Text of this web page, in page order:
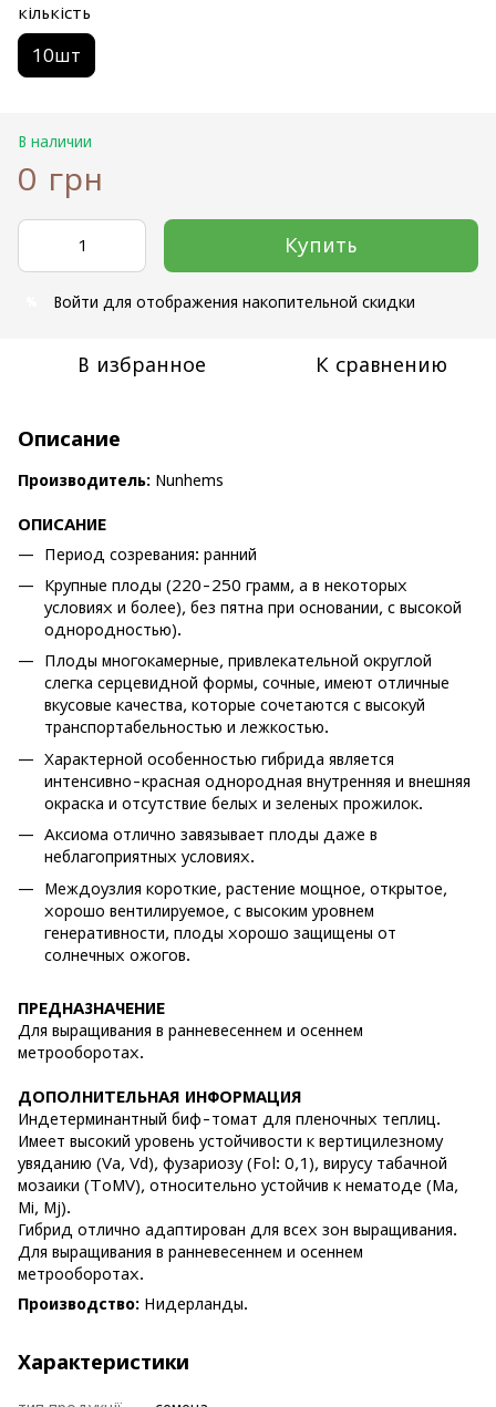
кількість
10шт
В наличии
0 грн
Купить
Войти для отображения накопительной скидки
В избранное К сравнению
Описание
Производитель: Nunhems
ОПИСАНИЕ
Период созревания: ранний
Крупные плоды (220-250 грамм, а в некоторых
условиях и более), без пятна при основании, с высокой
однородностью).
Плоды многокамерные, привлекательной округлой
слегка серцевидной формы, сочные, имеют отличные
вкусовые качества, которые сочетаются с высокуй
транспортабельностью и лежкостью.
Характерной особенностью гибрида является
интенсивно-красная однородная внутренняя и внешняя
окраска и отсутствие белых и зеленых прожилок.
Аксиома отлично завязывает плоды даже в
неблагоприятных условиях.
Междоузлия короткие, растение мощное, открытое,
хорошо вентилируемое, с высоким уровнем
генеративности, плоды хорошо защищены от
солнечных ожогов.
ПРЕДНАЗНАЧЕНИЕ
Для выращивания в ранневесеннем и осеннем
метрооборотах.
ДОПОЛНИТЕЛЬНАЯ ИНФОРМАЦИЯ
Индетерминантный биф-томат для пленочных теплиц.
Имеет высокий уровень устойчивости к вертицилезному
увяданию (Va, Vd), фузариозу (Fol: 0,1), вирусу табачной
мозаики (ToMV), относительно устойчив к нематоде (Ma,
Mi, Mj).
Гибрид отлично адаптирован для всех зон выращивания.
Для выращивания в ранневесеннем и осеннем
метрооборотах.
Производство: Нидерланды.
Характеристики